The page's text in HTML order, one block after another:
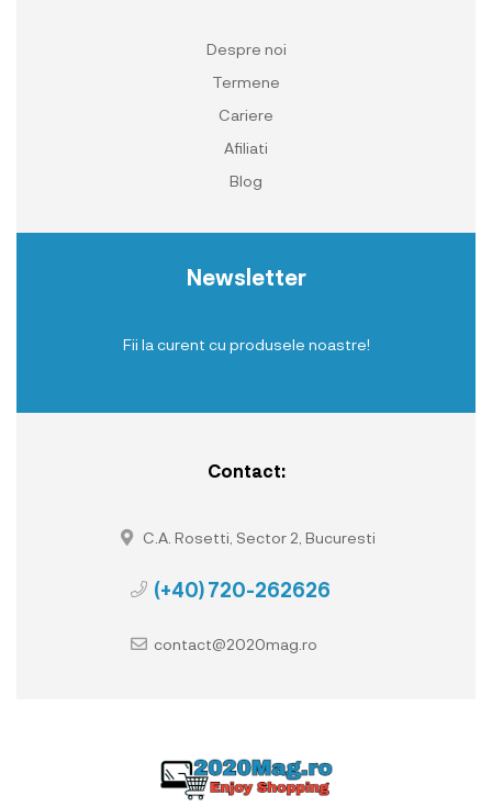
Despre noi
Termene
Cariere
Afiliati
Blog
Newsletter
Fii la curent cu produsele noastre!
Contact:
C.A. Rosetti, Sector 2, Bucuresti
(+40) 720-262626
contact@2020mag.ro